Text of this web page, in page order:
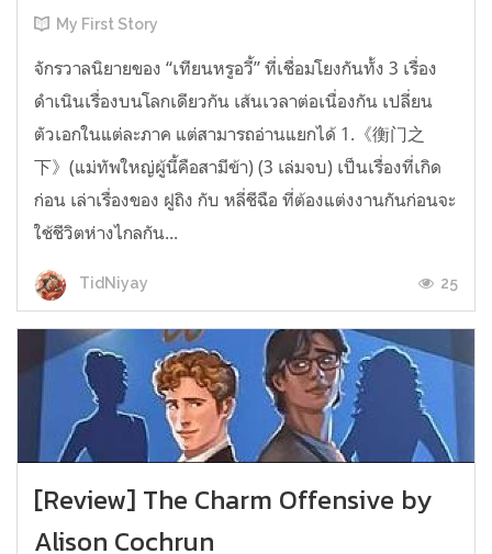
My First Story
จักรวาลนิยายของ “เทียนหรูอวี้” ที่เชื่อมโยงกันทั้ง 3 เรื่อง
ดำเนินเรื่องบนโลกเดียวกัน เส้นเวลาต่อเนื่องกัน เปลี่ยน
ตัวเอกในแต่ละภาค แต่สามารถอ่านแยกได้ 1.《衡门之
下》(แม่ทัพใหญ่ผู้นี้คือสามีข้า) (3 เล่มจบ) เป็นเรื่องที่เกิด
ก่อน เล่าเรื่องของ ฝูถิง กับ หลี่ชีฉือ ที่ต้องแต่งงานกันก่อนจะ
ใช้ชีวิตห่างไกลกัน...
TidNiyay 25
[Review] The Charm Offensive by
Alison Cochrun